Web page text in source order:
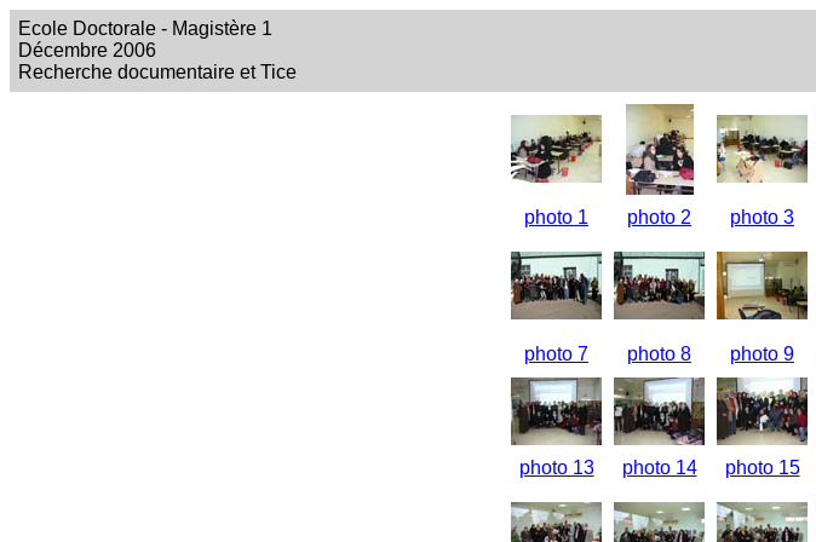
Ecole Doctorale - Magistère 1
Décembre 2006
Recherche documentaire et Tice
photo 1 photo 2 photo 3
photo 7 photo 8 photo 9
photo 13 photo 14 photo 15